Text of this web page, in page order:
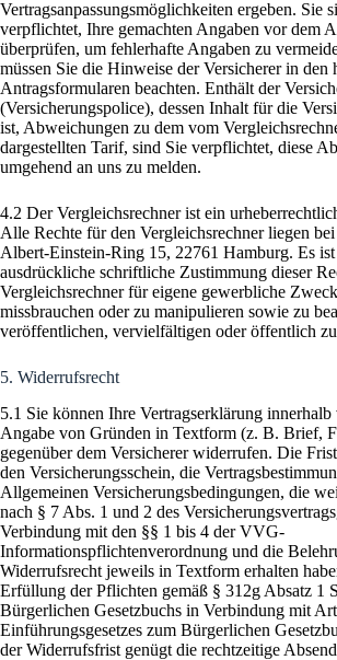
Vertragsanpassungsmöglichkeiten ergeben. Sie
verpflichtet, Ihre gemachten Angaben vor dem
überprüfen, um fehlerhafte Angaben zu
müssen Sie die Hinweise der Versicherer in den
Antragsformularen beachten. Enthält der
(Versicherungspolice), dessen Inhalt für die
ist, Abweichungen zu dem vom
dargestellten Tarif, sind Sie verpflichtet, diese
umgehend an uns zu melden.
4.2 Der Vergleichsrechner ist ein
Alle Rechte für den Vergleichsrechner liegen
Albert-Einstein-Ring 15, 22761 Hamburg. Es ist
ausdrückliche schriftliche Zustimmung dieser
Vergleichsrechner für eigene gewerbliche
missbrauchen oder zu manipulieren sowie zu
veröffentlichen, vervielfältigen oder öffentlich
5. Widerrufsrecht
5.1 Sie können Ihre Vertragserklärung
Angabe von Gründen in Textform (z. B. Brief,
gegenüber dem Versicherer widerrufen. Die
den Versicherungsschein, die
Allgemeinen Versicherungsbedingungen, die
nach § 7 Abs. 1 und 2 des
Verbindung mit den §§ 1 bis 4 der VVG-
Informationspflichtenverordnung und die
Widerrufsrecht jeweils in Textform erhalten
Erfüllung der Pflichten gemäß § 312g Absatz 1
Bürgerlichen Gesetzbuchs in Verbindung mit
Einführungsgesetzes zum Bürgerlichen
der Widerrufsfrist genügt die rechtzeitige